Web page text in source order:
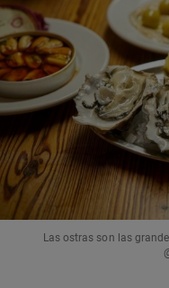
Las ostras son las